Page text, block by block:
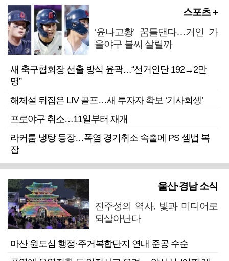
스포츠 +
‘윤나고황’ 꿈틀댄다…거인 가
을야구 불씨 살릴까
새 축구협회장 선출 방식 윤곽…“선거인단 192→2만
명”
해체설 뒤집은 LIV 골프…새 투자자 확보 ‘기사회생’
프로야구 취소…11일부터 재개
라커룸 냉탕 등장…폭염 경기취소 속출에 PS 셈법 복
잡
울산·경남 소식
진주성의 역사, 빛과 미디어로
되살아난다
마산 원도심 행정·주거복합단지 연내 준공 수순